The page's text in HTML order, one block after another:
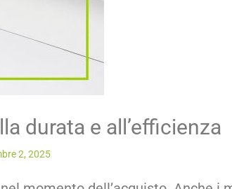
durata e all’efficienza
2, 2025